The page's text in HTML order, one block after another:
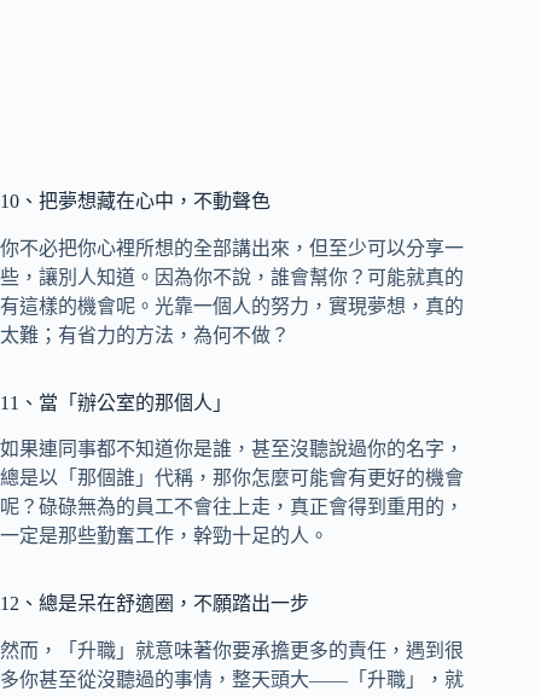
10、把夢想藏在心中，不動聲色
你不必把你心裡所想的全部講出來，但至少可以分享一
些，讓別人知道。因為你不說，誰會幫你？可能就真的
有這樣的機會呢。光靠一個人的努力，實現夢想，真的
太難；有省力的方法，為何不做？
11、當「辦公室的那個人」
如果連同事都不知道你是誰，甚至沒聽說過你的名字，
總是以「那個誰」代稱，那你怎麼可能會有更好的機會
呢？碌碌無為的員工不會往上走，真正會得到重用的，
一定是那些勤奮工作，幹勁十足的人。
12、總是呆在舒適圈，不願踏出一步
然而，「升職」就意味著你要承擔更多的責任，遇到很
多你甚至從沒聽過的事情，整天頭大——「升職」，就